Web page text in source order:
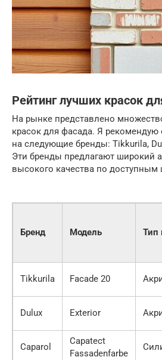
Рейтинг лучших красок
На рынке представлено
красок для фасада. Я рекомендую
на следующие бренды: Tikkurila,
Эти бренды предлагают широкий
высокого качества по доступным
Бренд Модель Тип
Tikkurila Facade 20
Dulux Exterior
Caparol
Capatect
Fassadenfarbe